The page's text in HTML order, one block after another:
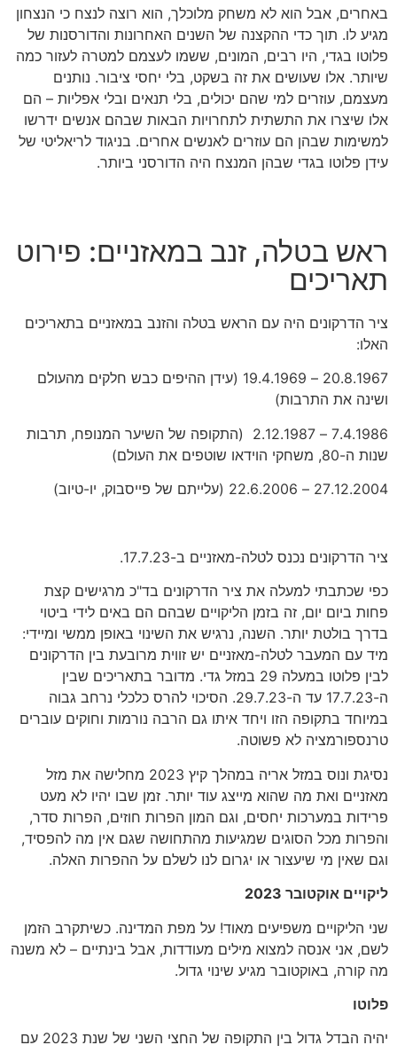
באחרים, אבל הוא לא משחק מלוכלך, הוא רוצה לנצח כי הנצחון
מגיע לו. תוך כדי ההקצנה של השנים האחרונות והדורסנות של
פלוטו בגדי, היו רבים, המונים, ששמו לעצמם למטרה לעזור כמה
שיותר. אלו שעושים את זה בשקט, בלי יחסי ציבור. נותנים
מעצמם, עוזרים למי שהם יכולים, בלי תנאים ובלי אפליות – הם
אלו שיצרו את התשתית לתחרויות הבאות שבהם אנשים ידרשו
למשימות שבהן הם עוזרים לאנשים אחרים. בניגוד לריאליטי של
עידן פלוטו בגדי שבהן המנצח היה הדורסני ביותר.
ראש בטלה, זנב במאזניים: פירוט
תאריכים
ציר הדרקונים היה עם הראש בטלה והזנב במאזניים בתאריכים
האלו:
20.8.1967 – 19.4.1969 (עידן ההיפים כבש חלקים מהעולם
ושינה את התרבות)
7.4.1986 – 2.12.1987 (התקופה של השיער המנופח, תרבות
שנות ה-80, משחקי הוידאו שוטפים את העולם)
27.12.2004 – 22.6.2006 (עלייתם של פייסבוק, יו-טיוב)
ציר הדרקונים נכנס לטלה-מאזניים ב-17.7.23.
כפי שכתבתי למעלה את ציר הדרקונים בד"כ מרגישים קצת
פחות ביום יום, זה בזמן הליקויים שבהם הם באים לידי ביטוי
בדרך בולטת יותר. השנה, נרגיש את השינוי באופן ממשי ומיידי:
מיד עם המעבר לטלה-מאזניים יש זווית מרובעת בין הדרקונים
לבין פלוטו במעלה 29 במזל גדי. מדובר בתאריכים שבין
ה-17.7.23 עד ה-29.7.23. הסיכוי להרס כלכלי נרחב גבוה
במיוחד בתקופה הזו ויחד איתו גם הרבה נורמות וחוקים עוברים
טרנספורמציה לא פשוטה.
נסיגת ונוס במזל אריה במהלך קיץ 2023 מחלישה את מזל
מאזניים ואת מה שהוא מייצג עוד יותר. זמן שבו יהיו לא מעט
פרידות במערכות יחסים, וגם המון הפרות חוזים, הפרות סדר,
והפרות מכל הסוגים שמגיעות מהתחושה שגם אין מה להפסיד,
וגם שאין מי שיעצור או יגרום לנו לשלם על ההפרות האלה.
ליקויים אוקטובר 2023
שני הליקויים משפיעים מאוד! על מפת המדינה. כשיתקרב הזמן
לשם, אני אנסה למצוא מילים מעודדות, אבל בינתיים – לא משנה
מה קורה, באוקטובר מגיע שינוי גדול.
פלוטו
יהיה הבדל גדול בין התקופה של החצי השני של שנת 2023 עם